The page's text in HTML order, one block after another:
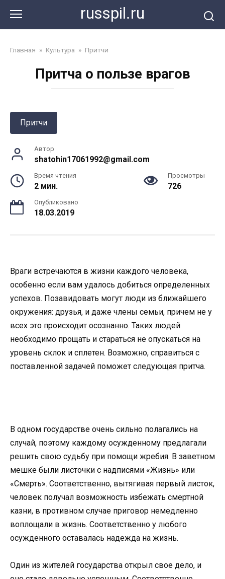
контенту
russpil.ru
Главная » Культура » Притчи
Притча о пользе врагов
Притчи
Автор
shatohin17061992@gmail.com
Время чтения
2 мин.
Просмотры
726
Опубликовано
18.03.2019
Враги встречаются в жизни каждого человека,
особенно если вам удалось добиться определенных
успехов. Позавидовать могут люди из ближайшего
окружения: друзья, и даже члены семьи, причем не у
всех это происходит осознанно. Таких людей
необходимо прощать и стараться не опускаться на
уровень склок и сплетен. Возможно, справиться с
поставленной задачей поможет следующая притча.
В одном государстве очень сильно полагались на
случай, поэтому каждому осужденному предлагали
решить свою судьбу при помощи жребия. В заветном
мешке были листочки с надписями «Жизнь» или
«Смерть». Соответственно, вытягивая первый листок,
человек получал возможность избежать смертной
казни, в противном случае приговор немедленно
воплощали в жизнь. Соответственно у любого
осужденного оставалась надежда на жизнь.
Один из жителей государства открыл свое дело, и